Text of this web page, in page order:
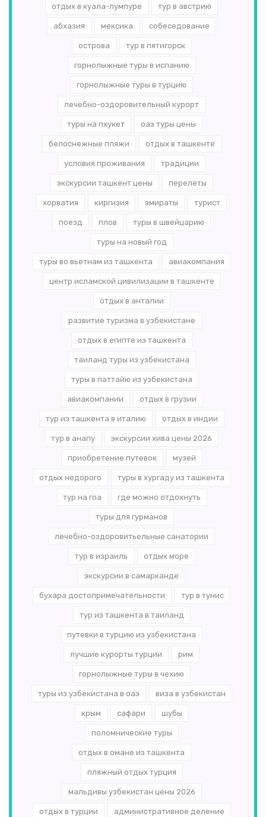
отдых в куала-лумпуре тур в австрию
абхазия мексика собеседование
острова тур в пятигорск
горнолыжные туры в испанию
горнолыжные туры в турцию
лечебно-оздоровительный курорт
туры на пхукет оаэ туры цены
белоснежные пляжи отдых в ташкенте
условия проживания традиции
экскурсии ташкент цены перелеты
хорватия киргизия эмираты турист
поезд плов туры в швейцарию
туры на новый год
туры во вьетнам из ташкента авиакомпания
центр исламской цивилизации в ташкенте
отдых в анталии
развитие туризма в узбекистане
отдых в египте из ташкента
таиланд туры из узбекистана
туры в паттайю из узбекистана
авиакомпании отдых в грузии
тур из ташкента в италию отдых в индии
тур в анапу экскурсии хива цены 2026
приобретение путевок музей
отдых недорого туры в хургаду из ташкента
тур на гоа где можно отдохнуть
туры для гурманов
лечебно-оздоровитьельные санатории
тур в израиль отдых море
экскурсии в самарканде
бухара достопримечательности тур в тунис
тур из ташкента в таиланд
путевки в турцию из узбекистана
лучшие курорты турции рим
горнолыжные туры в чехию
туры из узбекистана в оаэ виза в узбекистан
крым сафари шубы
поломнические туры
отдых в омане из ташкента
пляжный отдых турция
мальдивы узбекистан цены 2026
отдых в турции административное деление